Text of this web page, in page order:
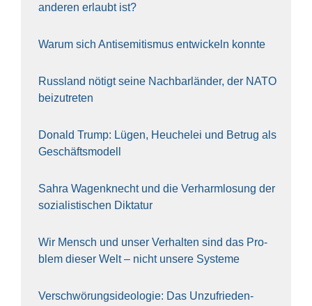
ande­ren erlaubt ist?
War­um sich Anti­se­mi­tis­mus ent­wi­ckeln konn­te
Russ­land nötigt sei­ne Nach­bar­län­der, der NATO
bei­zu­tre­ten
Donald Trump: Lügen, Heu­che­lei und Betrug als
Geschäfts­mo­dell
Sahra Wagen­knecht und die Ver­harm­lo­sung der
sozia­lis­ti­schen Dik­ta­tur
Wir Mensch und unser Ver­hal­ten sind das Pro­
blem die­ser Welt – nicht unse­re Sys‍te‍me
Ver­schwö­rungs­ideo­lo­gie: Das Unzufrieden­